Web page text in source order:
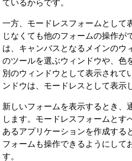
ているからです。
一方、モードレスフォームとして
じなくても他のフォームの操作が
は、キャンバスとなるメインのウ
のツールを選ぶウィンドウや、色
別のウィンドウとして表示されて
ンドウは、モードレスとして表示
新しいフォームを表示するとき、
します。モードレスフォームとす
あるアプリケーションを作成する
フォームも操作できるようにして
す。